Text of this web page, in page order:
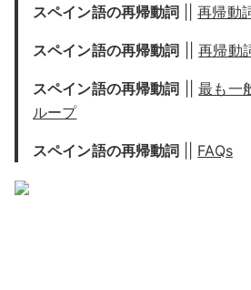
スペイン語の再帰動詞 ||再帰動
スペイン語の再帰動詞 ||再帰動
スペイン語の再帰動詞 ||最も一
ループ
スペイン語の再帰動詞 FAQs